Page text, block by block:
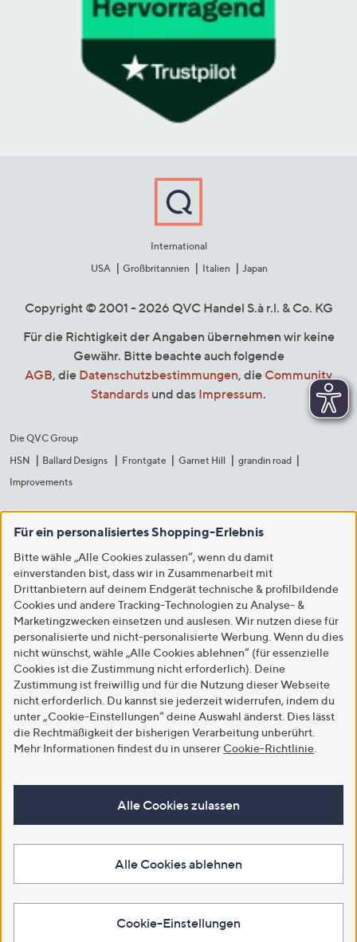
International
USA
Großbritannien Italien Japan
Copyright © 2001 - 2026 QVC Handel S.à r.l. & Co. KG
Für die Richtigkeit der Angaben übernehmen wir keine
Gewähr. Bitte beachte auch folgende
AGB, die Datenschutzbestimmungen, die Community
Standards und das Impressum.
Die QVC Group
HSN
Ballard Designs Frontgate Garnet Hill
grandin road
Improvements
Für ein personalisiertes Shopping-Erlebnis
Bitte wähle „Alle Cookies zulassen“, wenn du damit
einverstanden bist, dass wir in Zusammenarbeit mit
Drittanbietern auf deinem Endgerät technische & profilbildende
Cookies und andere Tracking-Technologien zu Analyse- &
Marketingzwecken einsetzen und auslesen. Wir nutzen diese für
personalisierte und nicht-personalisierte Werbung. Wenn du dies
nicht wünschst, wähle „Alle Cookies ablehnen“ (für essenzielle
Cookies ist die Zustimmung nicht erforderlich). Deine
Zustimmung ist freiwillig und für die Nutzung dieser Webseite
nicht erforderlich. Du kannst sie jederzeit widerrufen, indem du
unter „Cookie-Einstellungen“ deine Auswahl änderst. Dies lässt
die Rechtmäßigkeit der bisherigen Verarbeitung unberührt.
Mehr Informationen findest du in unserer Cookie-Richtlinie
Alle Cookies zulassen
Alle Cookies ablehnen
Cookie-Einstellungen